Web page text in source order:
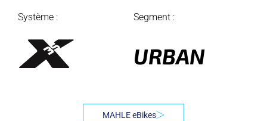
Système : Segment :
URBAN
MAHLE eBikes